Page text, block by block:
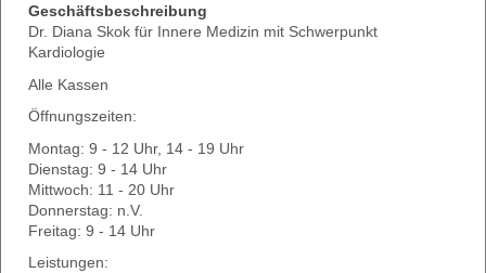
Geschäftsbeschreibung
Dr. Diana Skok für Innere Medizin mit Schwerpunkt
Kardiologie
Alle Kassen
Öffnungszeiten:
Montag: 9 - 12 Uhr, 14 - 19 Uhr
Dienstag: 9 - 14 Uhr
Mittwoch: 11 - 20 Uhr
Donnerstag: n.V.
Freitag: 9 - 14 Uhr
Leistungen: